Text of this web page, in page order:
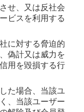
せ、又は反社会
ビスを利用する
に対する脅迫的
偽計又は威力を
用を毀損する行
た場合、当該ユ
、当該ユーザー